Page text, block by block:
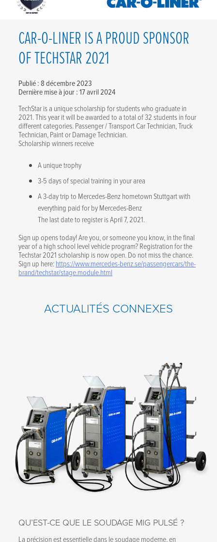
CAR-O-LINER IS A PROUD SPONSOR
OF TECHSTAR 2021
Publié : 8 décembre 2023
Dernière mise à jour : 17 avril 2024
TechStar is a unique scholarship for students who graduate in
2021. This year it will be awarded to a total of 32 students in four
different categories. Passenger / Transport Car Technician, Truck
Technician, Paint or Damage Technician.
Scholarship winners receive
A unique trophy
3-5 days of special training in your area
A 3-day trip to Mercedes-Benz hometown Stuttgart with
everything paid for by Mercedes-Benz
The last date to register is April 7, 2021.
Sign up opens today! Are you, or someone you know, in the final
year of a high school level vehicle program? Registration for the
Techstar 2021 scholarship is now open. Do not miss the chance.
Sign up here:https://www.mercedes-benz.se/passengercars/the-
brand/techstar/stage.module.html
ACTUALITÉS CONNEXES
QU’EST-CE QUE LE SOUDAGE MIG PULSÉ ?
La précision est essentielle dans le soudage moderne, en